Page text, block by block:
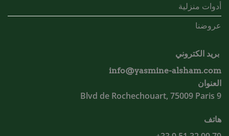
أدوات منزلية
عروضنا
بريد الكتروني
info@yasmine-alsham.com
العنوان
9 Blvd de Rochechouart, 75009 Paris
هاتف